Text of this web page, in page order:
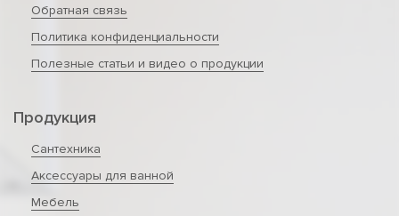
Обратная связь
Политика конфиденциальности
Полезные статьи и видео о продукции
Продукция
Сантехника
Аксессуары для ванной
Мебель